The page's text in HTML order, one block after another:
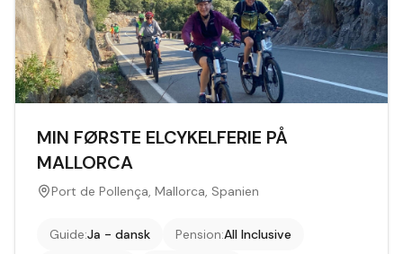
MIN FØRSTE ELCYKELFERIE PÅ
MALLORCA
Port de Pollença, Mallorca, Spanien
Guide:Ja - dansk Pension:All Inclusive